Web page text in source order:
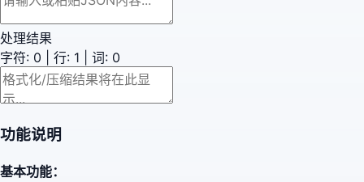
处理结果
字符: 0 | 行: 1 | 词: 0
功能说明
基本功能：